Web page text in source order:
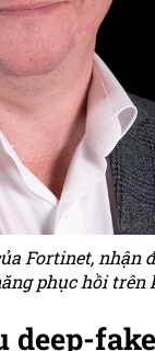
Fortinet,
phục hồi trên